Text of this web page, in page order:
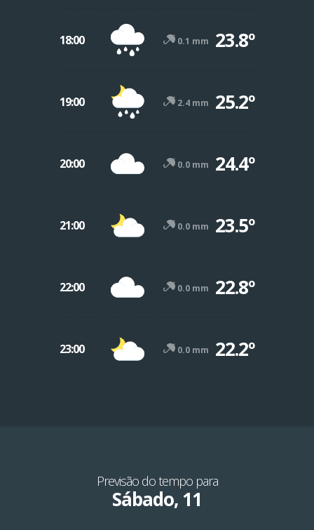
18:00 0.1 mm 23.8º
19:00 2.4 mm 25.2º
20:00 0.0 mm 24.4º
21:00 0.0 mm 23.5º
22:00 0.0 mm 22.8º
23:00 0.0 mm 22.2º
Previsão do tempo para
Sábado, 11